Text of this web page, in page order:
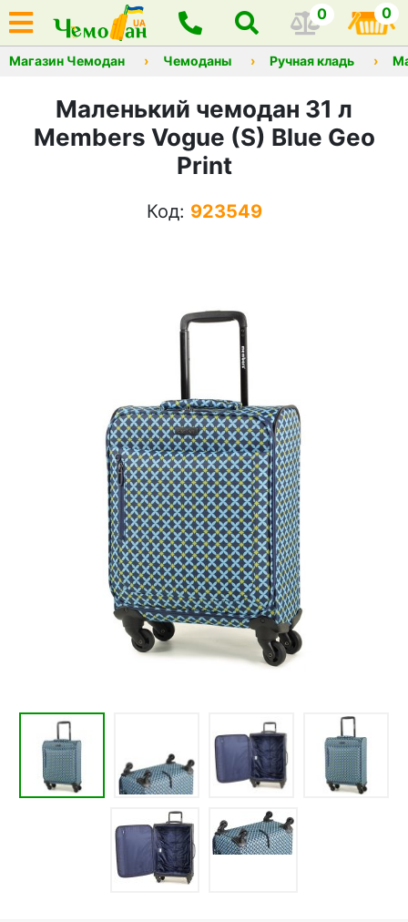
0 0
Магазин Чемодан Чемоданы Ручная кладь
Маленький чемодан 31 л
Members Vogue (S) Blue Geo
Print
Код: 923549